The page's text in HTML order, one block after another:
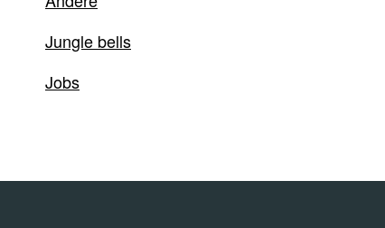
Jungle bells
Jobs